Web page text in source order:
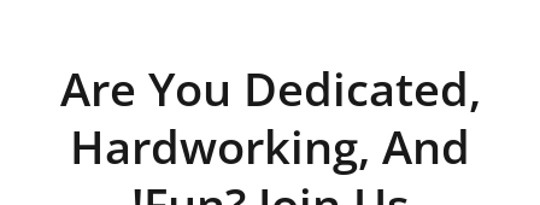
Are You Dedicated,
Hardworking, And